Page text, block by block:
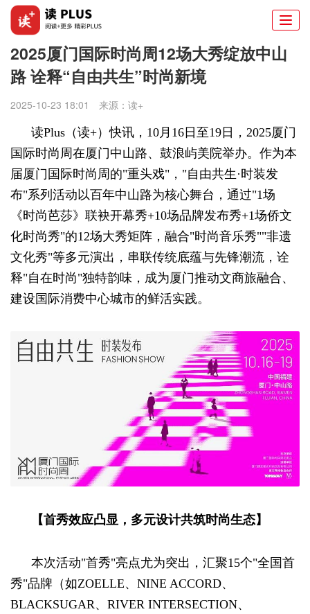
2025厦门国际时尚周12场大秀绽放中山
路 诠释“自由共生”时尚新境
2025-10-23 18:01 来源： 读+
读Plus（读+）快讯， 10月16日至19日，2025厦门
国际时尚周在厦门中山路、鼓浪屿美院举办。作为本
届厦门国际时尚周的"重头戏"，"自由共生·时装发
布"系列活动以百年中山路为核心舞台，通过"1场
《时尚芭莎》联袂开幕秀+10场品牌发布秀+1场侨文
化时尚秀"的12场大秀矩阵，融合"时尚音乐秀""非遗
文化秀"等多元演出，串联传统底蕴与先锋潮流，诠
释"自在时尚"独特韵味，成为厦门推动文商旅融合、
建设国际消费中心城市的鲜活实践。
【首秀效应凸显，多元设计共筑时尚生态】
本次活动"首秀"亮点尤为突出，汇聚15个"全国首
秀"品牌（如ZOELLE、NINE ACCORD、
BLACKSUGAR、RIVER INTERSECTION、